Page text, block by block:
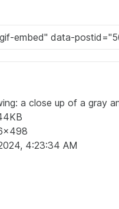
a close up of a gray
4:23:34 AM